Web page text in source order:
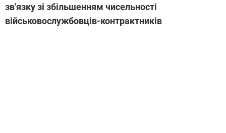
зв'язку зі збільшенням чисельності
військовослужбовців-контрактників